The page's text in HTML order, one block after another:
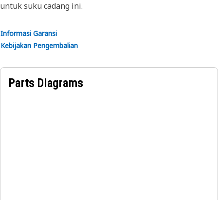
untuk suku cadang ini.
Informasi Garansi
Kebijakan Pengembalian
Parts Diagrams